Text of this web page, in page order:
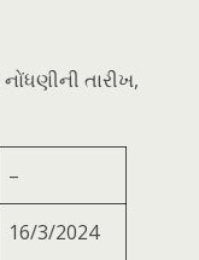
તારીખ,
–
16/3/2024